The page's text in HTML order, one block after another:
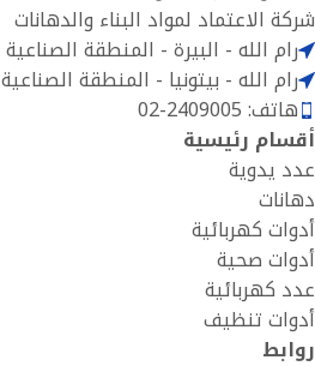
شركة الاعتماد لمواد البناء والدهانات
رام الله - البيرة - المنطقة الصناعية
رام الله - بيتونيا - المنطقة الصناعية
هاتف: 2409005-02
أقسام رئيسية
عدد يدوية
دهانات
أدوات كهربائية
أدوات صحية
عدد كهربائية
أدوات تنظيف
روابط